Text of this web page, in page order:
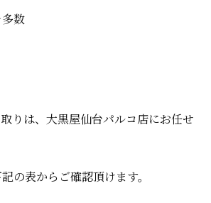
数
りは、大黒屋仙台パルコ店にお任せ
の表からご確認頂けます。